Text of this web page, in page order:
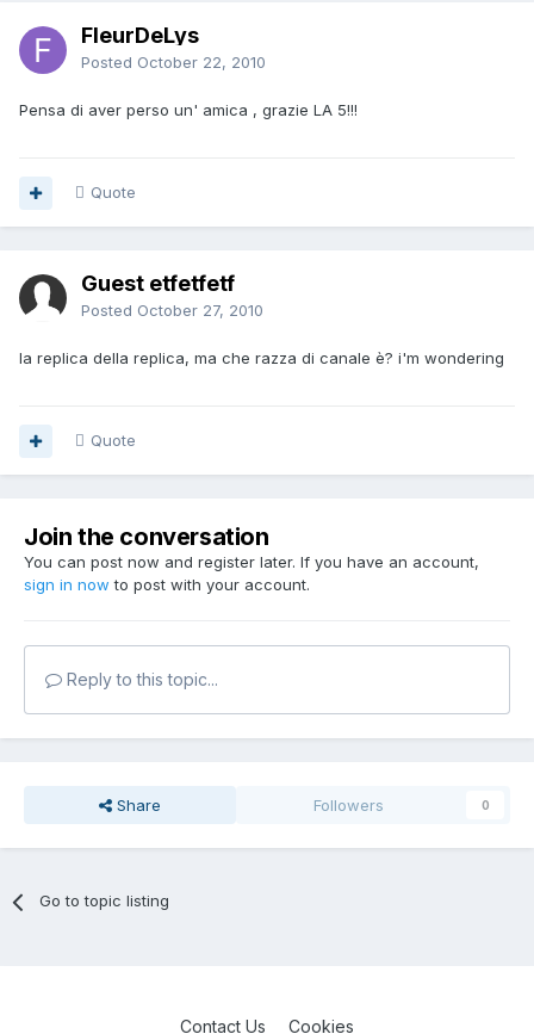
FleurDeLys
Posted October 22, 2010
Pensa di aver perso un' amica , grazie LA 5!!!
Quote
Guest etfetfetf
Posted October 27, 2010
la replica della replica, ma che razza di canale è? i'm wondering
Quote
Join the conversation
You can post now and register later. If you have an account,
sign in now to post with your account.
Reply to this topic...
Share Followers 0
Go to topic listing
Contact Us Cookies